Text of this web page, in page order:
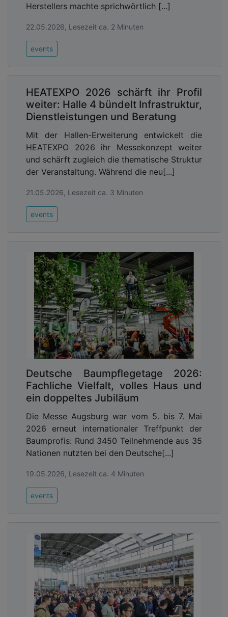
Herstellers machte sprichwörtlich [...]
22.05.2026, Lesezeit ca. 2 Minuten
events
HEATEXPO 2026 schärft ihr Profil
weiter: Halle 4 bündelt Infrastruktur,
Dienstleistungen und Beratung
Mit der Hallen-Erweiterung entwickelt die
HEATEXPO 2026 ihr Messekonzept weiter
und schärft zugleich die thematische Struktur
der Veranstaltung. Während die neu[...]
21.05.2026, Lesezeit ca. 3 Minuten
events
Deutsche Baumpflegetage 2026:
Fachliche Vielfalt, volles Haus und
ein doppeltes Jubiläum
Die Messe Augsburg war vom 5. bis 7. Mai
2026 erneut internationaler Treffpunkt der
Baumprofis: Rund 3450 Teilnehmende aus 35
Nationen nutzten bei den Deutsche[...]
19.05.2026, Lesezeit ca. 4 Minuten
events